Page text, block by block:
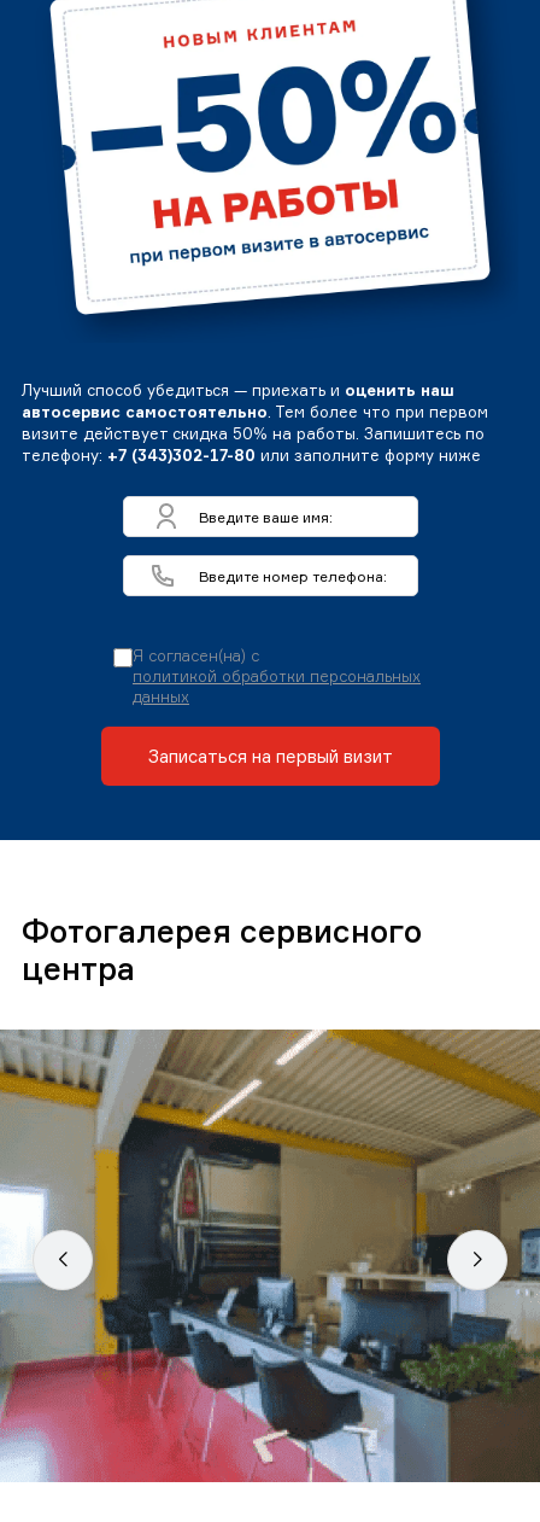
Лучший способ убедиться — приехать и оценить наш
автосервис самостоятельно. Тем более что при первом
визите действует скидка 50% на работы. Запишитесь по
телефону: +7 (343)302-17-80 или заполните форму ниже
Я согласен(на) с
политикой обработки персональных
данных
Записаться на первый визит
Фотогалерея сервисного
центра